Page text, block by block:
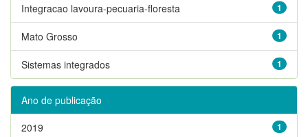
1
Integracao lavoura-pecuaria-floresta
1
Mato Grosso
1
Sistemas integrados
Ano de publicação
1
2019